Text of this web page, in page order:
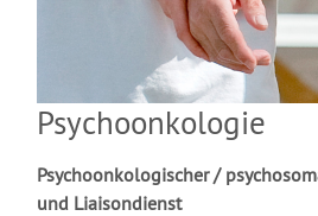
Psychoonkologie
Psychoonkologischer /
und Liaisondienst